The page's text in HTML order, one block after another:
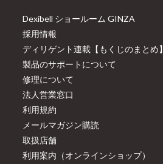
Dexibell ショールーム GINZA
採用情報
ディリゲント連載【もくじのまとめ】
製品のサポートについて
修理について
法人営業窓口
利用規約
メールマガジン購読
取扱店舗
利用案内（オンラインショップ）